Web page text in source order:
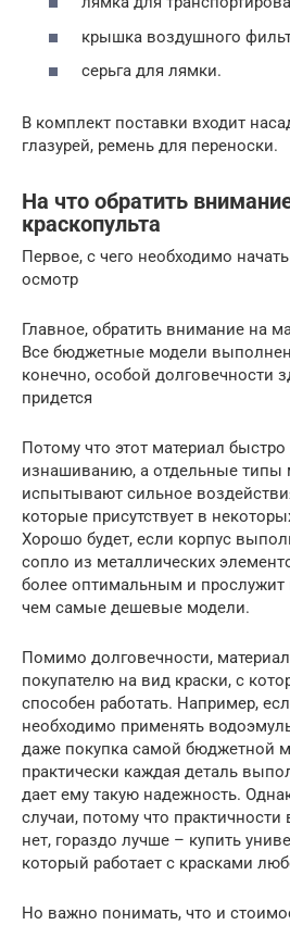
крышка воздушного
серьга для лямки.
В комплект поставки входит
глазурей, ремень для переноски.
На что обратить
краскопульта
Первое, с чего необходимо
осмотр
Главное, обратить внимание на
Все бюджетные модели
конечно, особой долговечности
придется
Потому что этот материал быстро
изнашиванию, а отдельные типы
испытывают сильное
которые присутствует в
Хорошо будет, если корпус
сопло из металлических
более оптимальным и прослужит
чем самые дешевые модели.
Помимо долговечности,
покупателю на вид краски, с
способен работать. Например,
необходимо применять
даже покупка самой бюджетной
практически каждая деталь
дает ему такую надежность.
случаи, потому что практичности
нет, гораздо лучше – купить
который работает с красками
Но важно понимать, что и